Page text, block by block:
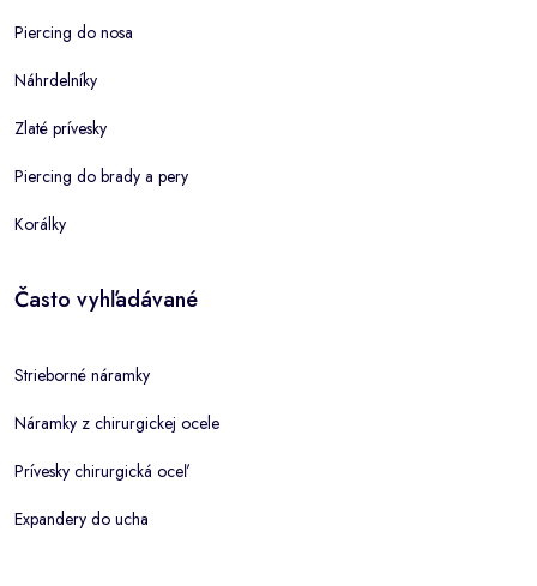
Piercing do nosa
Náhrdelníky
Zlaté prívesky
Piercing do brady a pery
Korálky
Často vyhľadávané
Strieborné náramky
Náramky z chirurgickej ocele
Prívesky chirurgická oceľ
Expandery do ucha